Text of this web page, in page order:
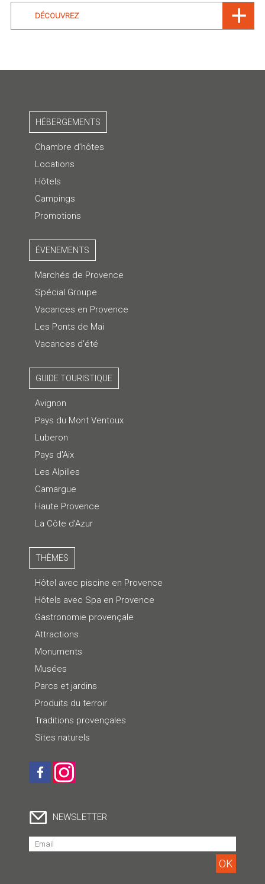
DÉCOUVREZ
HÉBERGEMENTS
Chambre d’hôtes
Locations
Hôtels
Campings
Promotions
ÉVENEMENTS
Marchés de Provence
Spécial Groupe
Vacances en Provence
Les Ponts de Mai
Vacances d'été
GUIDE TOURISTIQUE
Avignon
Pays du Mont Ventoux
Luberon
Pays d'Aix
Les Alpilles
Camargue
Haute Provence
La Côte d'Azur
THÈMES
Hôtel avec piscine en Provence
Hôtels avec Spa en Provence
Gastronomie provençale
Attractions
Monuments
Musées
Parcs et jardins
Produits du terroir
Traditions provençales
Sites naturels
NEWSLETTER